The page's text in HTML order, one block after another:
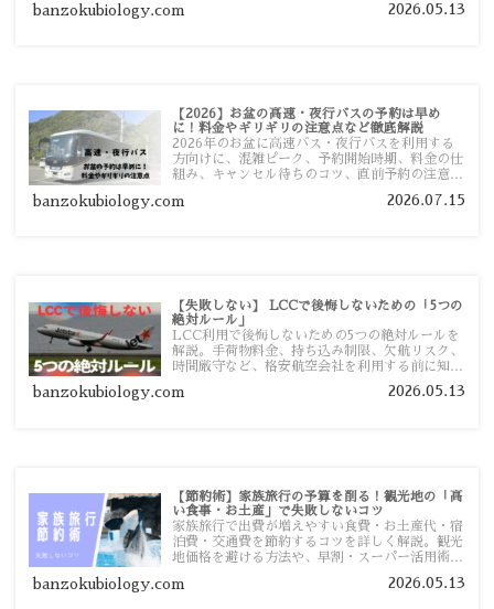
banzokubiology.com 2026.05.13
【2026】お盆の高速・夜行バスの予約は早め
に！料金やギリギリの注意点など徹底解説
2026年のお盆に高速バス・夜行バスを利用する
方向けに、混雑ピーク、予約開始時期、料金の仕
組み、キャンセル待ちのコツ、直前予約の注意点
banzokubiology.com 2026.07.15
【失敗しない】 LCCで後悔しないための「5つの
絶対ルール」
LCC利用で後悔しないための5つの絶対ルールを
解説。手荷物料金、持ち込み制限、欠航リスク、
時間厳守など、格安航空会社を利用する前に知っ
す。
banzokubiology.com 2026.05.13
【節約術】家族旅行の予算を削る！観光地の「高
い食事・お土産」で失敗しないコツ
家族旅行で出費が増えやすい食費・お土産代・宿
泊費・交通費を節約するコツを詳しく解説。観光
地価格を避ける方法や、早割・スーパー活用術、
banzokubiology.com 2026.05.13